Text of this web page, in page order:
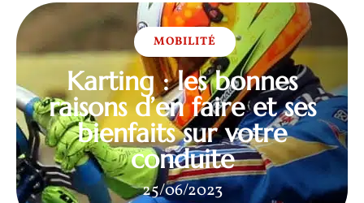
MOBILITÉ
Karting : les bonnes
raisons d’en faire et ses
bienfaits sur votre
conduite
25/06/2023